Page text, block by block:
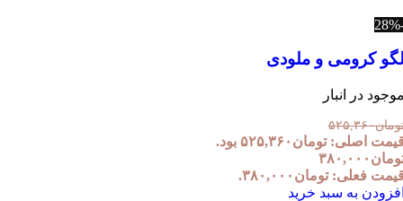
-
کرومی و ملودی
در انبار
۵۲۵,۳۶۰
اصلی: تومان۵۲۵,۳۶۰ بود.
۳۸۰,۰۰۰
فعلی: تومان۳۸۰,۰۰۰.
به سبد خرید